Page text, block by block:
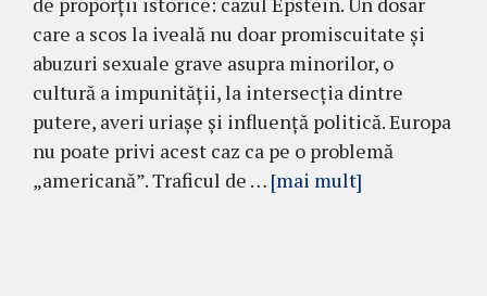
care a scos la iveală nu doar promiscuitate și
abuzuri sexuale grave asupra minorilor, o
cultură a impunității, la intersecția dintre
putere, averi uriașe și influență politică. Europa
nu poate privi acest caz ca pe o problemă
„americană”. Traficul de … [mai mult]